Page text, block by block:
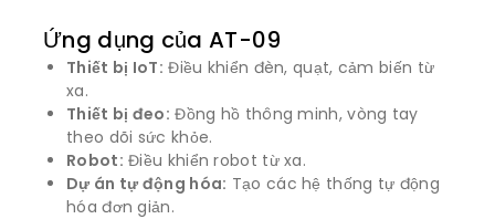
Ứng dụng của AT-09
Thiết bị IoT: Điều khiển đèn, quạt, cảm biến từ
xa.
Thiết bị đeo: Đồng hồ thông minh, vòng tay
theo dõi sức khỏe.
Robot: Điều khiển robot từ xa.
Dự án tự động hóa: Tạo các hệ thống tự động
hóa đơn giản.